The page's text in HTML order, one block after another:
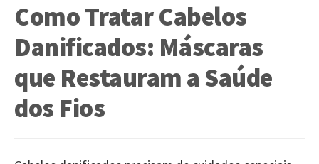
Como Tratar Cabelos
Danificados: Máscaras
que Restauram a Saúde
dos Fios